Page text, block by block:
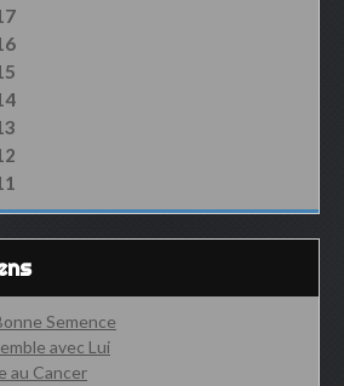
Semence
avec Lui
au Cancer